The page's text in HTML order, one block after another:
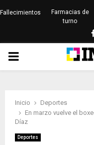
Fallecimientos
Farmacias de
turno
PRIMARY
Inicio
Deportes
En marzo vuelve el
Díaz
Deportes